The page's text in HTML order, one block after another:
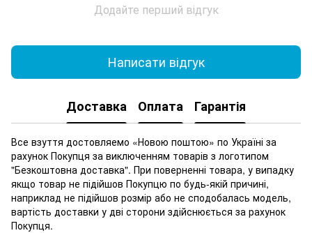
Додайте перший відгук
Написати відгук
Доставка Оплата Гарантія
Все взуття достовляемо «Новою поштою» по Україні за
рахунок Покупця за виключенням товарів з логотипом
"Безкоштовна доставка". При поверненні товара, у випадку
якщо товар не підійшов Покупцю по будь-якій причині,
наприклад не підійшов розмір або не сподобалась модель,
вартість доставки у дві сторони здійснюється за рахунок
Покупця.